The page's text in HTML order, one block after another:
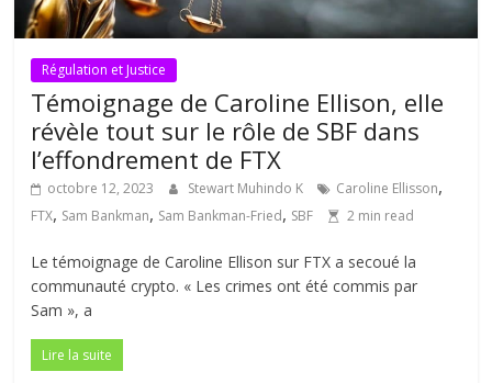
Régulation et Justice
Témoignage de Caroline Ellison, elle
révèle tout sur le rôle de SBF dans
l’effondrement de FTX
octobre 12, 2023 Stewart Muhindo K Caroline Ellisson,
FTX, Sam Bankman, Sam Bankman-Fried, SBF 2 min read
Le témoignage de Caroline Ellison sur FTX a secoué la
communauté crypto. « Les crimes ont été commis par
Sam », a
Lire la suite